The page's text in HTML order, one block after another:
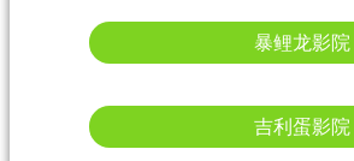
暴鲤龙影院
吉利蛋影院